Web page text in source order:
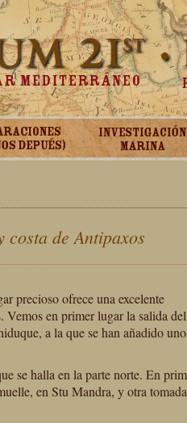
costa de Antipaxos
precioso ofrece una excelente
Vemos en primer lugar la salida del
a la que se han añadido
se halla en la parte norte. En
en Stu Mandra, y otra